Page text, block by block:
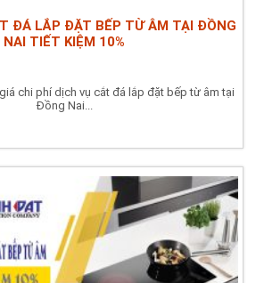
ĐÁ LẮP ĐẶT BẾP TỪ ÂM TẠI ĐỒNG
NAI TIẾT KIỆM 10%
chi phí dịch vụ cắt đá lắp đặt bếp từ âm tại
Đồng Nai...